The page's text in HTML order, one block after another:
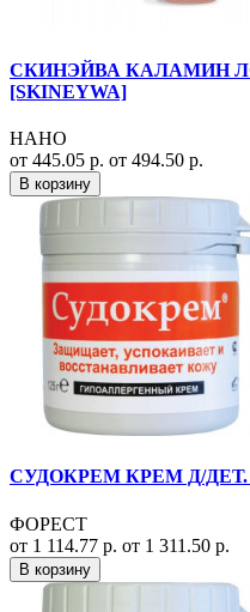
СКИНЭЙВА КАЛАМИН
[SKINEYWA]
НАНО
от 445.05 р. от 494.50 р.
В корзину
СУДОКРЕМ КРЕМ Д/ДЕТ.
ФОРЕСТ
от 1 114.77 р. от 1 311.50 р.
В корзину